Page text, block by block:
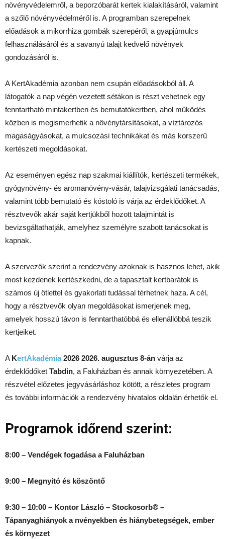
növényvédelemről, a beporzóbarát kertek kialakításáról, valamint
a szőlő növényvédelméről is. A programban szerepelnek
előadások a mikorrhiza gombák szerepéről, a gyapjúmulcs
felhasználásáról és a savanyú talajt kedvelő növények
gondozásáról is.
A KertAkadémia azonban nem csupán előadásokból áll. A
látogatók a nap végén vezetett sétákon is részt vehetnek egy
fenntartható mintakertben és bemutatókertben, ahol működés
közben is megismerhetik a növénytársításokat, a víztározós
magaságyásokat, a mulcsozási technikákat és más korszerű
kertészeti megoldásokat.
Az eseményen egész nap szakmai kiállítók, kertészeti termékek,
gyógynövény- és aromanövény-vásár, talajvizsgálati tanácsadás,
valamint több bemutató és kóstoló is várja az érdeklődőket. A
résztvevők akár saját kertjükből hozott talajmintát is
bevizsgáltathatják, amelyhez személyre szabott tanácsokat is
kapnak.
A szervezők szerint a rendezvény azoknak is hasznos lehet, akik
most kezdenek kertészkedni, de a tapasztalt kertbarátok is
számos új ötlettel és gyakorlati tudással térhetnek haza. A cél,
hogy a résztvevők olyan megoldásokat ismerjenek meg,
amelyek hosszú távon is fenntarthatóbbá és ellenállóbbá teszik
kertjeiket.
A KertAkadémia2026 2026. augusztus 8-án várja az
érdeklődőket Tabdin, a Faluházban és annak környezetében. A
részvétel előzetes jegyvásárláshoz kötött, a részletes program
és további információk a rendezvény hivatalos oldalán érhetők el.
Programok időrend szerint:
8:00 – Vendégek fogadása a Faluházban
9:00 – Megnyitó és köszöntő
9:30 – 10:00 – Kontor László – Stockosorb® –
Tápanyaghiányok a nvényekben és hiánybetegségek, ember
és környezet